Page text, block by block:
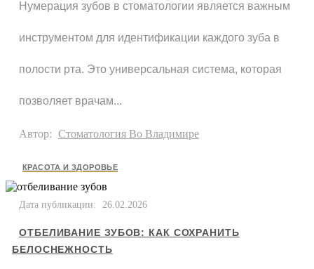
Нумерация зубов в стоматологии является важным
инструментом для идентификации каждого зуба в
полости рта. Это универсальная система, которая
позволяет врачам...
Автор: Стоматология Во Владимире
КРАСОТА И ЗДОРОВЬЕ
Дата публикации: 26.02.2026
ОТБЕЛИВАНИЕ ЗУБОВ: КАК СОХРАНИТЬ
БЕЛОСНЕЖНОСТЬ